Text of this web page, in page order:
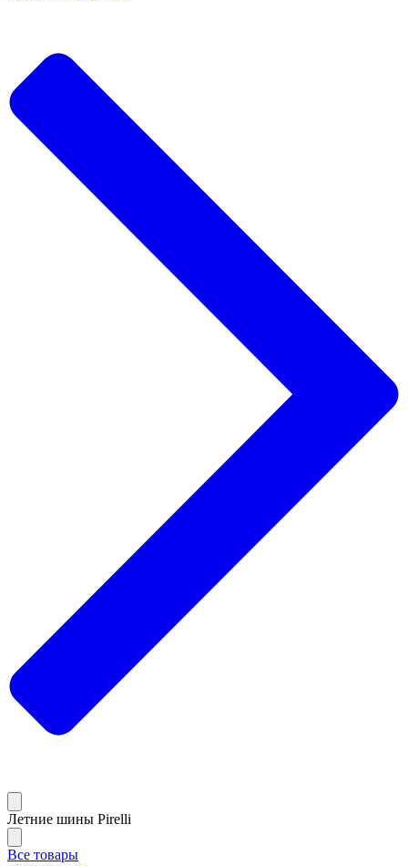
Летние шины Pirelli
Все товары